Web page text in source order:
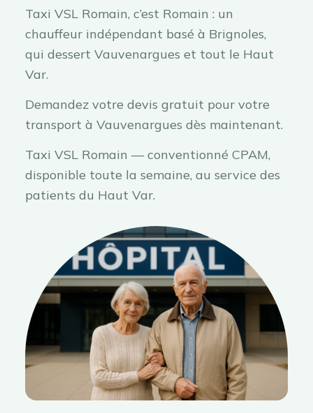
Taxi VSL Romain, c’est Romain : un
chauffeur indépendant basé à Brignoles,
qui dessert Vauvenargues et tout le Haut
Var.
Demandez votre devis gratuit pour votre
transport à Vauvenargues dès maintenant.
Taxi VSL Romain — conventionné CPAM,
disponible toute la semaine, au service des
patients du Haut Var.